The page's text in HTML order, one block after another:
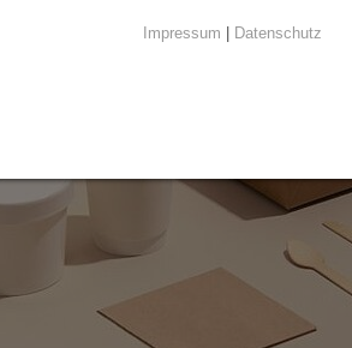
Impressum | Datenschutz